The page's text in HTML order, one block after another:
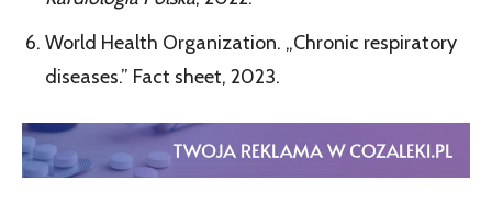
World Health Organization. „Chronic respiratory
diseases.” Fact sheet, 2023.